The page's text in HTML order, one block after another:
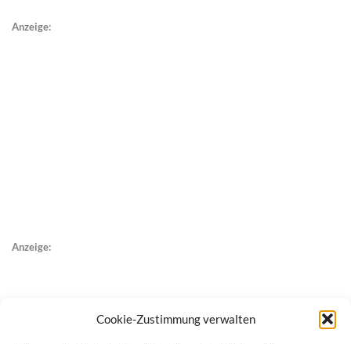
Cookie-Zustimmung verwalten
Anzeige:
Anzeige: